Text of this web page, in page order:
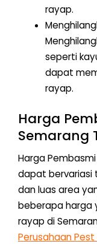
rayap.
seperti
dapat
rayap.
Harga
Semarang
Harga
dapat bervariasi
dan luas area
beberapa harga
rayap di
Perusahaan